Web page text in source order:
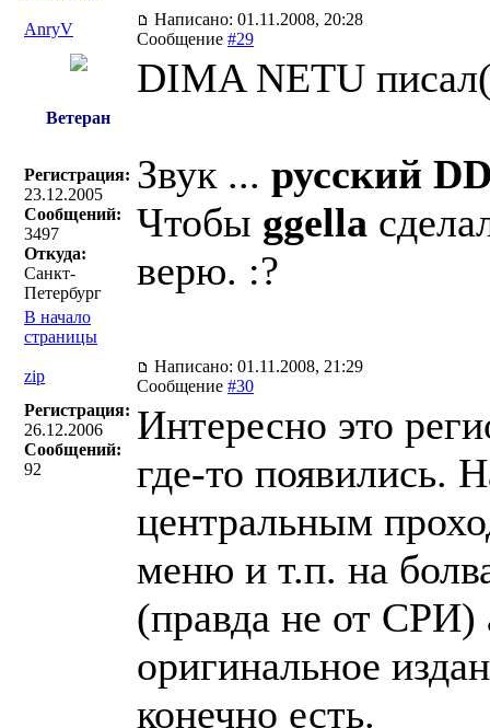
AnryV
Написано: 01.11.2008, 20:28
Сообщение #29
Ветеран
Регистрация:
23.12.2005
Сообщений:
3497
Откуда:
Санкт-
Петербург
DIMA NETU
Звук ... русский
Чтобы ggella
верю. :?
В начало
страницы
zip
Написано: 01.11.2008, 21:29
Сообщение #30
Регистрация:
26.12.2006
Сообщений:
92
Интересно это
где-то появились.
центральным
меню и т.п. на
(правда не от СРИ)
оригинальное
конечно есть.